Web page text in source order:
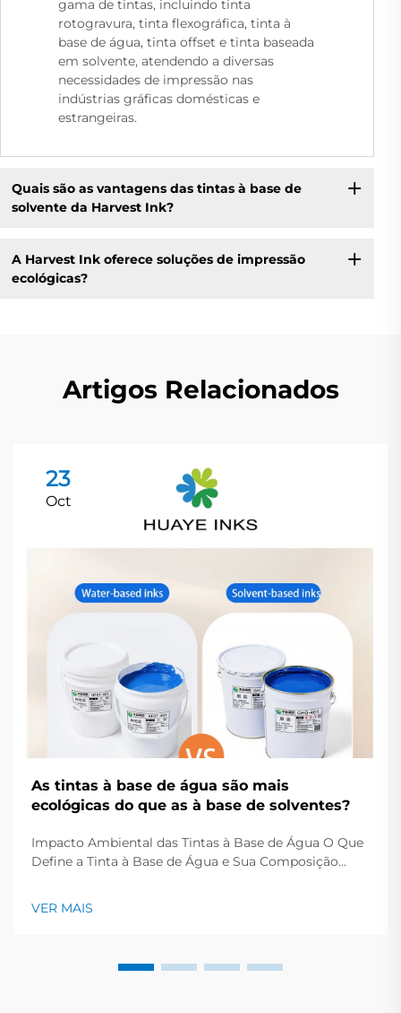
gama de tintas, incluindo tinta
rotogravura, tinta flexográfica, tinta à
base de água, tinta offset e tinta baseada
em solvente, atendendo a diversas
necessidades de impressão nas
indústrias gráficas domésticas e
estrangeiras.
Quais são as vantagens das tintas à base de
solvente da Harvest Ink?
A Harvest Ink oferece soluções de impressão
ecológicas?
Artigos Relacionados
23
Oct
As tintas à base de água são mais
ecológicas do que as à base de solventes?
Impacto Ambiental das Tintas à Base de Água O Que
Define a Tinta à Base de Água e Sua Composição
misturada com resinas à base de plantas e corantes
VER MAIS